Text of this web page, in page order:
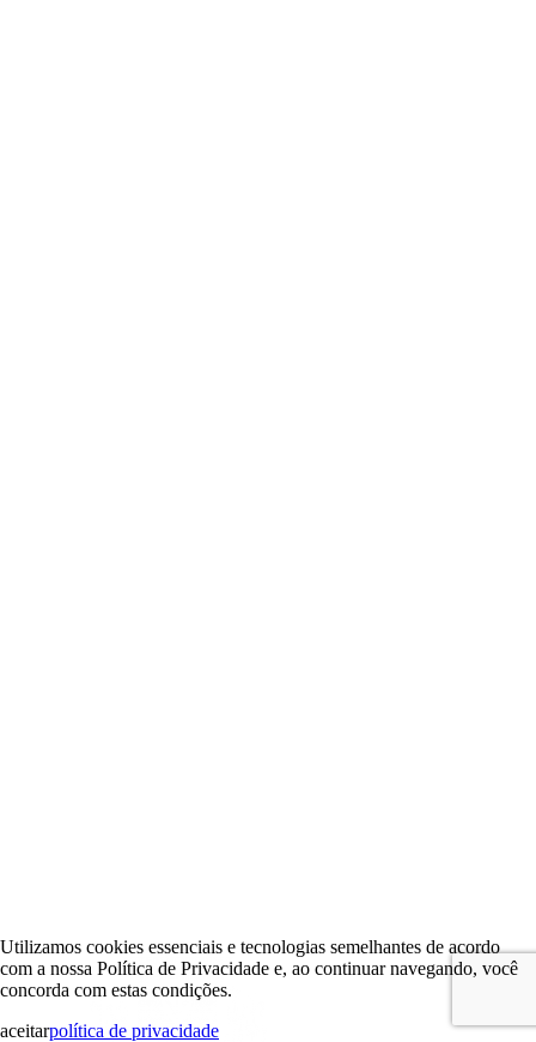
Utilizamos cookies essenciais e tecnologias semelhantes de acordo
com a nossa Política de Privacidade e, ao continuar navegando, você
concorda com estas condições.
aceitarpolítica de privacidade